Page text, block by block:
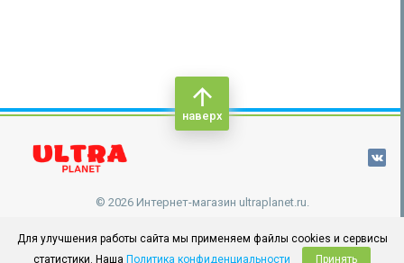
© 2026 Интернет-магазин ultraplanet.ru.
наверх
Для улучшения работы сайта мы применяем файлы cookies и сервисы
статистики. Наша Политика конфиденциальности Принять